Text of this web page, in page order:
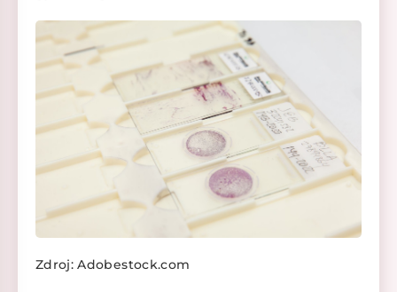
Zdroj: Adobestock.com